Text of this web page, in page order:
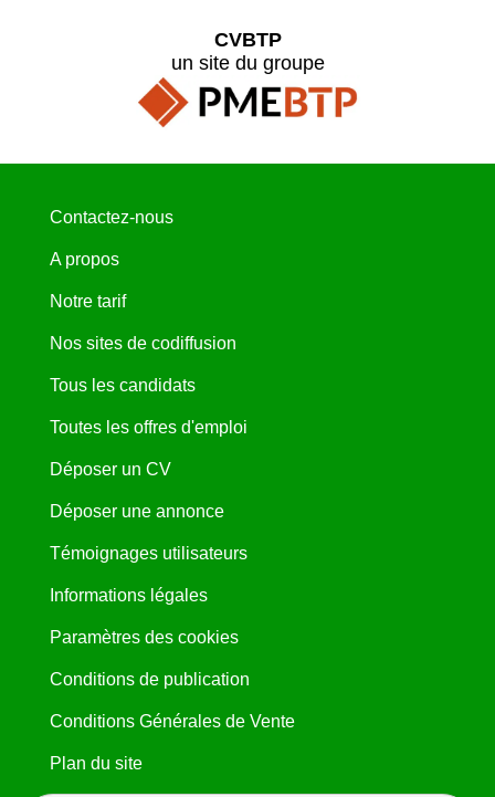
CVBTP
un site du groupe
Contactez-nous
A propos
Notre tarif
Nos sites de codiffusion
Tous les candidats
Toutes les offres d'emploi
Déposer un CV
Déposer une annonce
Témoignages utilisateurs
Informations légales
Paramètres des cookies
Conditions de publication
Conditions Générales de Vente
Plan du site